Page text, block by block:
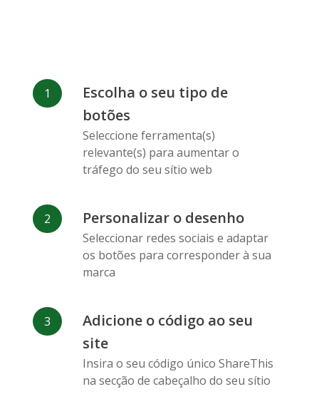
Facebook
Messenger
Odnoklassniki
Weibo
Vk Blogger Snapchat
Xing
Escolha o seu tipo de
botões
Seleccione ferramenta(s)
relevante(s) para aumentar o
tráfego do seu sítio web
Personalizar o desenho
Seleccionar redes sociais e adaptar
os botões para corresponder à sua
marca
Adicione o código ao seu
site
Insira o seu código único ShareThis
na secção de cabeçalho do seu sítio